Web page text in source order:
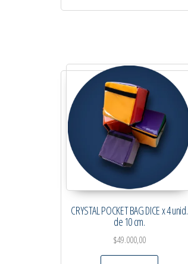
CRYSTAL POCKET BAG DICE x 4 unid.
de 10 cm.
$49.000,00